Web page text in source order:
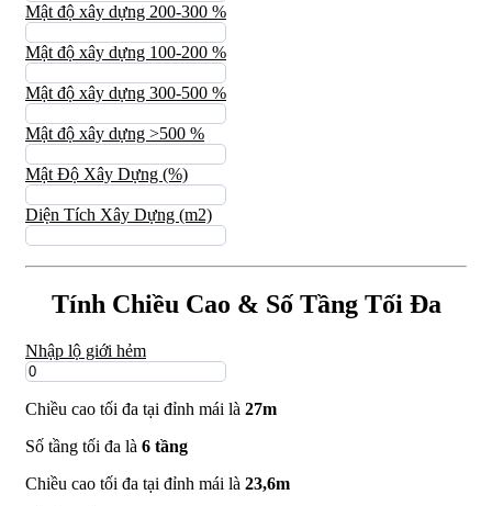
Mật độ xây dựng 200-300 %
Mật độ xây dựng 100-200 %
Mật độ xây dựng 300-500 %
Mật độ xây dựng >500 %
Mật Độ Xây Dựng (%)
Diện Tích Xây Dựng (m2)
Tính Chiều Cao & Số Tầng Tối Đa
Nhập lộ giới hẻm
Chiều cao tối đa tại đỉnh mái là 27m
Số tầng tối đa là 6 tầng
Chiều cao tối đa tại đỉnh mái là 23,6m